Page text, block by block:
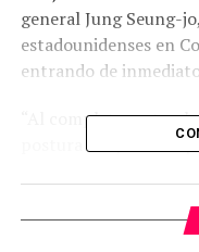
general Jung Seung-
estadounidenses en
entrando de
“Al completar este
postura conjunta de
Fuerzas Conjuntas de